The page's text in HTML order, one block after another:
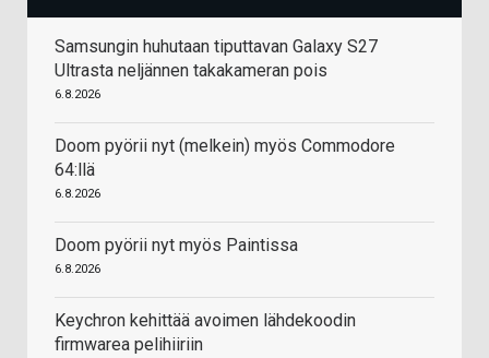
Samsungin huhutaan tiputtavan Galaxy S27
Ultrasta neljännen takakameran pois
6.8.2026
Doom pyörii nyt (melkein) myös Commodore
64:llä
6.8.2026
Doom pyörii nyt myös Paintissa
6.8.2026
Keychron kehittää avoimen lähdekoodin
firmwarea pelihiiriin